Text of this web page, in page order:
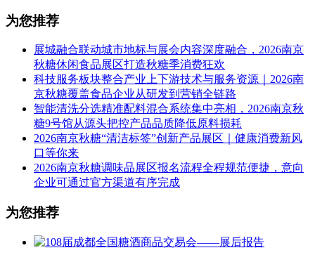
为您推荐
展城融合联动城市地标与展会内容深度融合，2026南京
秋糖休闲食品展区打造秋糖季消费狂欢
科技服务板块整合产业上下游技术与服务资源｜2026南
京秋糖覆盖食品企业从研发到营销全链路
智能清洗分选精准配料混合系统集中亮相，2026南京秋
糖9号馆从源头把控产品品质降低原料损耗
2026南京秋糖“清洁标签”创新产品展区｜健康消费新风
口等你来
2026南京秋糖调味品展区报名流程全程规范便捷，意向
企业可通过官方渠道有序完成
为您推荐